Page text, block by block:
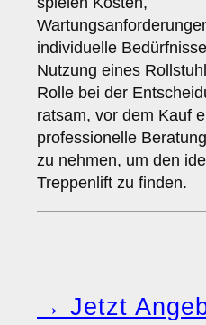
individuelle
Nutzung eines
Rolle bei der
ratsam, vor dem Kauf
professionelle
zu nehmen, um den
Treppenlift zu finden.
→ Jetzt